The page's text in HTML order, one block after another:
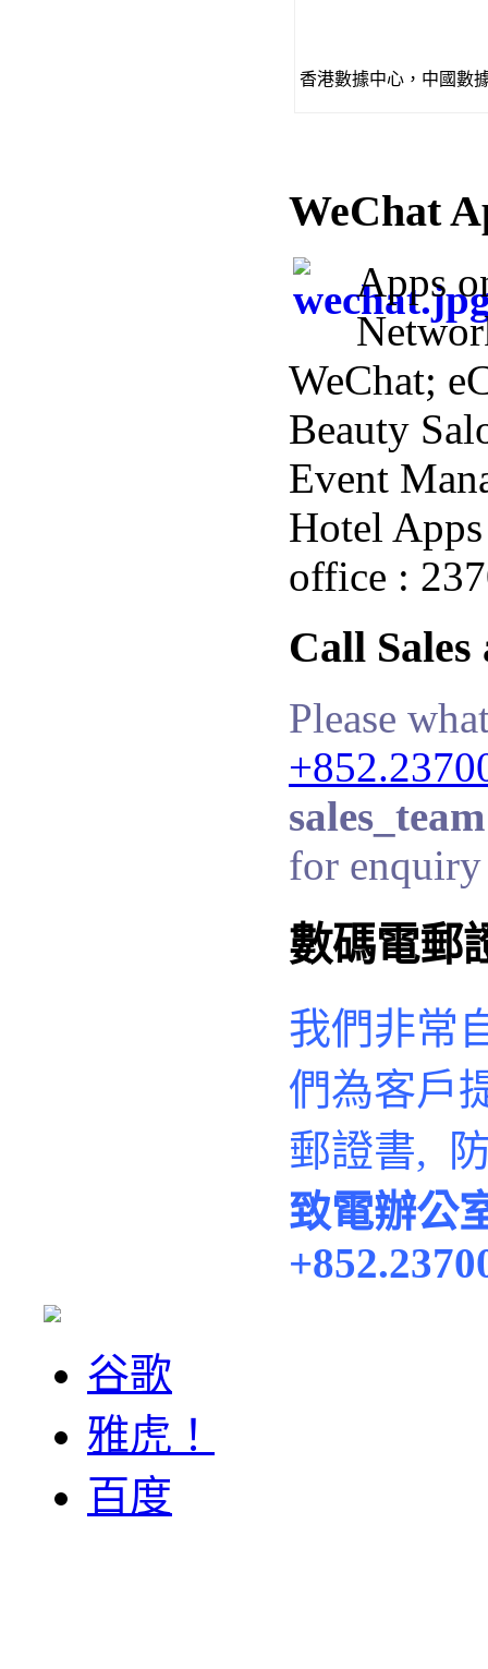
香港數據中心，中國數
WeChat
Apps
WeChat;
Beauty
Event
Hotel
office :
Call
Please
for
數碼電郵
我們非常
們為客戶
郵證書,
致電辦公
谷歌
雅虎！
百度